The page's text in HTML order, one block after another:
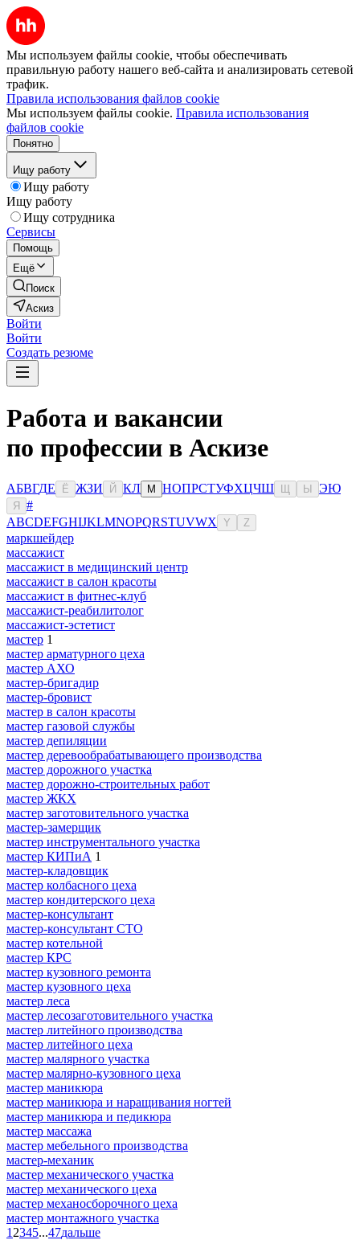
Мы используем файлы cookie, чтобы обеспечивать
правильную работу нашего веб-сайта и анализировать сетевой
трафик.
Правила использования файлов cookie
Мы используем файлы cookie. Правила использования
файлов cookie
Понятно
Ищу работу
Ищу работу
Ищу работу
Ищу сотрудника
Сервисы
Помощь
Ещё
Поиск
Аскиз
Войти
Войти
Создать резюме
Работа и вакансии
по профессии в Аскизе
АБВГДЕ Ё ЖЗИ Й КЛ М НОПРСТУФХЦЧШ Ы ЭЮ
Я
#
ABCDEFGHIJKLMNOPQRSTUVWX Y Z
маркшейдер
массажист
массажист в медицинский центр
массажист в салон красоты
массажист в фитнес-клуб
массажист-реабилитолог
массажист-эстетист
мастер 1
мастер арматурного цеха
мастер АХО
мастер-бригадир
мастер-бровист
мастер в салон красоты
мастер газовой службы
мастер депиляции
мастер деревообрабатывающего производства
мастер дорожного участка
мастер дорожно-строительных работ
мастер ЖКХ
мастер заготовительного участка
мастер-замерщик
мастер инструментального участка
мастер КИПиА 1
мастер-кладовщик
мастер колбасного цеха
мастер кондитерского цеха
мастер-консультант
мастер-консультант СТО
мастер котельной
мастер КРС
мастер кузовного ремонта
мастер кузовного цеха
мастер леса
мастер лесозаготовительного участка
мастер литейного производства
мастер литейного цеха
мастер малярного участка
мастер малярно-кузовного цеха
мастер маникюра
мастер маникюра и наращивания ногтей
мастер маникюра и педикюра
мастер массажа
мастер мебельного производства
мастер-механик
мастер механического участка
мастер механического цеха
мастер механосборочного цеха
мастер монтажного участка
1 2345...47дальше